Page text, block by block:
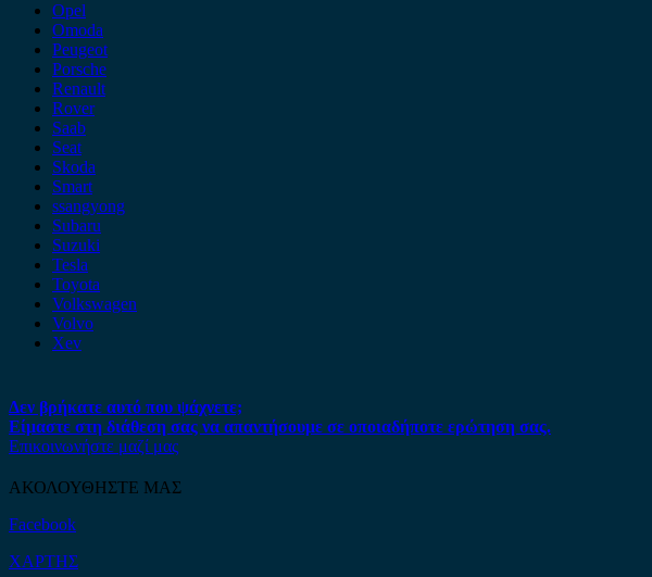
Opel
Omoda
Peugeot
Porsche
Renault
Rover
Saab
Seat
Skoda
Smart
ssangyong
Subaru
Suzuki
Tesla
Toyota
Volkswagen
Volvo
Xev
Δεν βρήκατε αυτό που ψάχνετε;
Είμαστε στη διάθεση σας να απαντήσουμε σε οποιαδήποτε ερώτηση σας.
Επικοινωνήστε μαζί μας
ΑΚΟΛΟΥΘΗΣΤΕ ΜΑΣ
Facebook
ΧΑΡΤΗΣ